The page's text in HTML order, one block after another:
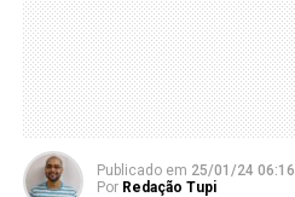
Publicado em 25/01/24 06:16
Por Redação Tupi